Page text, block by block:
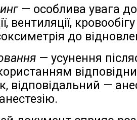
— особлива увага
вентиляції,
до
— усунення
відповідальний —